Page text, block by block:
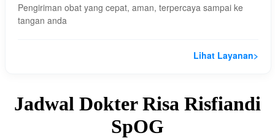
Pengiriman obat yang cepat, aman, terpercaya sampai ke
tangan anda
Lihat Layanan>
Jadwal Dokter Risa Risfiandi
SpOG